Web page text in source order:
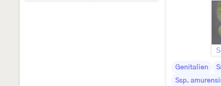
Genitalien
Ssp.